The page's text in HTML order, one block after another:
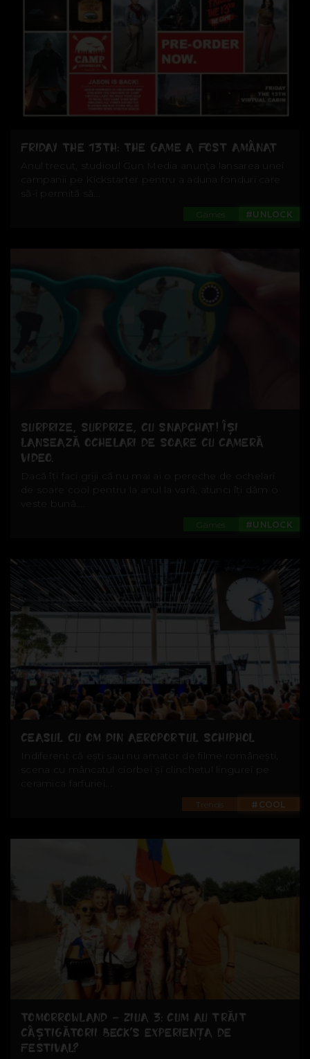
FRIDAY THE 13TH: THE GAME A FOST AMÂNAT
Anul trecut, studioul Gun Media anunţa lansarea unei
campanii pe Kickstarter pentru a aduna fonduri care
să-i permită să...
#UNLOCK
Games
SURPRIZE, SURPRIZE, CU SNAPCHAT! ÎȘI
LANSEAZĂ OCHELARI DE SOARE CU CAMERĂ
VIDEO.
Dacă îți faci griji că nu mai ai o pereche de ochelari
de soare cool pentru la anul la vară, atunci îți dăm o
veste bună....
#UNLOCK
Games
CEASUL CU OM DIN AEROPORTUL SCHIPHOL
Indiferent că ești sau nu amator de filme românești,
scena cu mâncatul ciorbei și clinchetul lingurei pe
ceramica farfuriei...
#COOL
Trends
TOMORROWLAND – ZIUA 3: CUM AU TRĂIT
CÂȘTIGĂTORII BECK’S EXPERIENȚA DE
FESTIVAL?